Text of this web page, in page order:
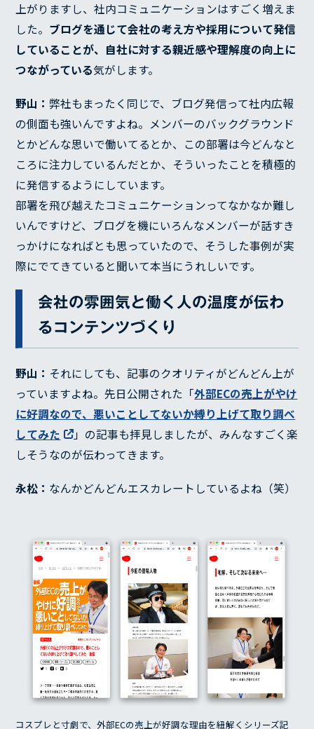
上がりますし、社内コミュニケーションはすごく増えま
した。 ブログを通じて会社の考え方や採用について発信
していることが、自社に対する親近感や理解度の向上に
つながっている気がします。
野山：弊社もまったく同じで、ブログ発信って社内広報
の側面も強いんですよね。メンバーのバックグラウンド
とかどんな思いで働いてるとか、この部署は今どんなと
ころに注力しているんだとか、そういったことを積極的
に発信するようにしています。
部署を飛び越えたコミュニケーションってなかなか難し
いんですけど、ブログを機にいろんなメンバーが話すき
っかけになればとも思っていたので、そうした事例が実
際にでてきていると聞いて本当にうれしいです。
会社の雰囲気と働く人の温度が伝わ
るコンテンツづくり
野山： それにしても、記事のクオリティがどんどん上が
っていますよね。先日公開された「外部ECの売上がやけ
に好調なので、悪いことしてないか縛り上げて取り調べ
してみた
」の記事も拝見しましたが、みんなすごく楽
しそうなのが伝わってきます。
永松： なんかどんどんエスカレートしているよね（笑）
コスプレと寸劇で、外部ECの売上が好調な理由を紐解くシリーズ記